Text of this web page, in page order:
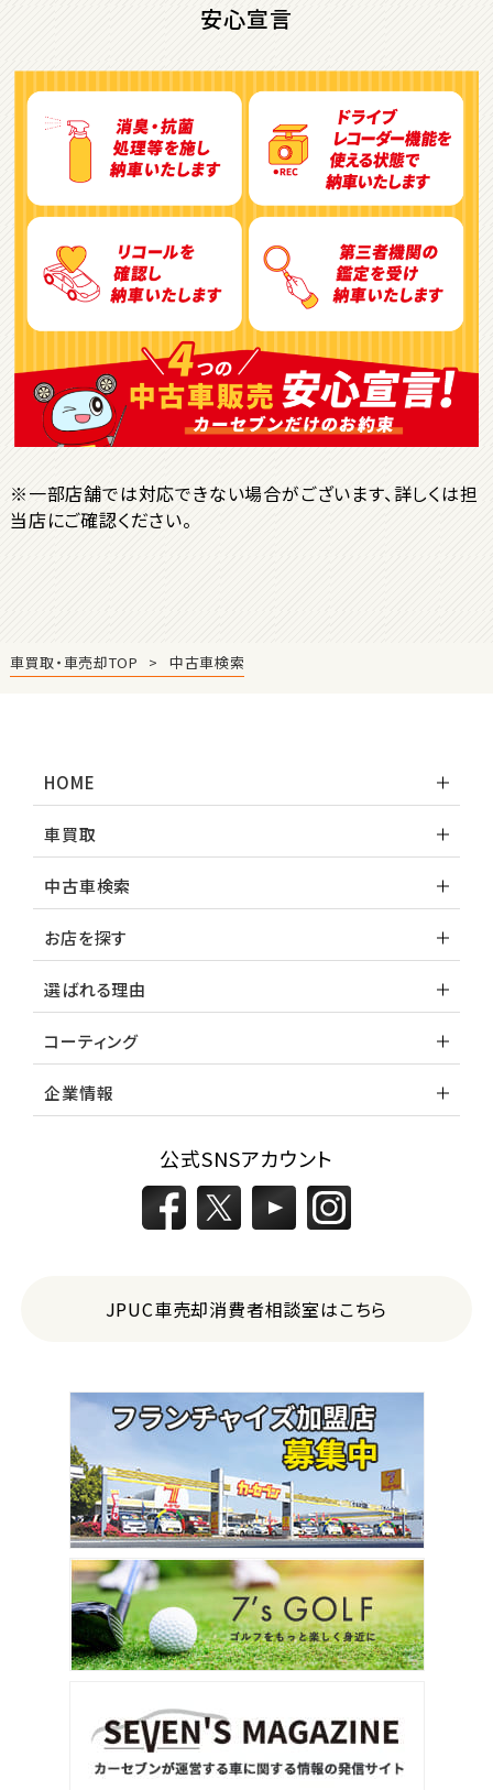
2
アルファード
位
トヨタ
ヴォクシー
ＳＵＶ・クロカン
1 位
トヨタ
ヤリスクロス
安心宣言
※一部店舗では対応できない場合がございます、詳しくは担
当店にご確認ください。
車買取・車売却TOP 中古車検索
HOME
車買取
中古車検索
お店を探す
選ばれる理由
コーティング
企業情報
公式SNSアカウント
JPUC車売却消費者相談室はこちら